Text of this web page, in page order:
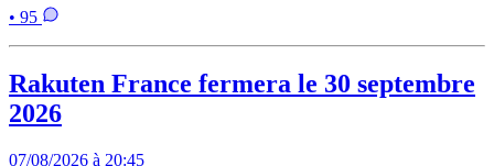
• 95
Rakuten France fermera le 30 septembre
2026
07/08/2026 à 20:45